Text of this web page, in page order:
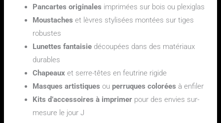
Pancartes originales imprimées sur bois ou plexiglas
Moustaches et lèvres stylisées montées sur tiges
robustes
Lunettes fantaisie découpées dans des matériaux
durables
Chapeaux et serre-têtes en feutrine rigide
Masques artistiques ouperruques colorées à enfiler
Kits d’accessoires à imprimer pour des envies sur-
mesure le jour J